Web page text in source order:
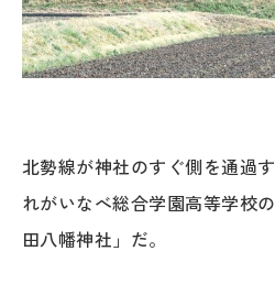
北勢線が神社のすぐ側を通過
れがいなべ総合学園高等学校
田八幡神社」だ。